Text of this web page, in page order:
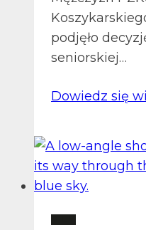
podjęło
seniorskiej…
Dowiedz się